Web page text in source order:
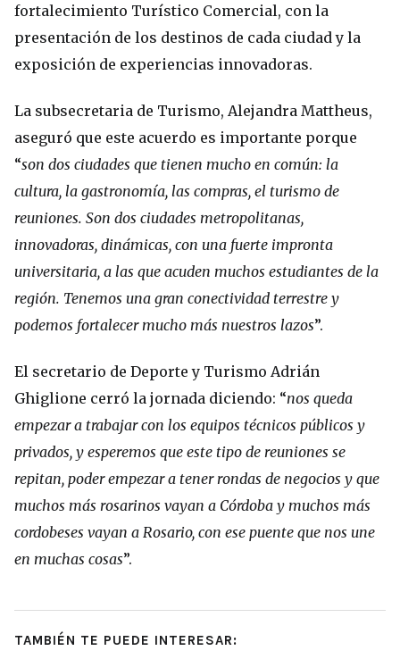
fortalecimiento Turístico Comercial, con la
presentación de los destinos de cada ciudad y la
exposición de experiencias innovadoras.
La subsecretaria de Turismo, Alejandra Mattheus,
aseguró que este acuerdo es importante porque
“son dos ciudades que tienen mucho en común: la
cultura, la gastronomía, las compras, el turismo de
reuniones. Son dos ciudades metropolitanas,
innovadoras, dinámicas, con una fuerte impronta
universitaria, a las que acuden muchos estudiantes de la
región. Tenemos una gran conectividad terrestre y
podemos fortalecer mucho más nuestros lazos”.
El secretario de Deporte y Turismo Adrián
Ghiglione cerró la jornada diciendo: “nos queda
empezar a trabajar con los equipos técnicos públicos y
privados, y esperemos que este tipo de reuniones se
repitan, poder empezar a tener rondas de negocios y que
muchos más rosarinos vayan a Córdoba y muchos más
cordobeses vayan a Rosario, con ese puente que nos une
en muchas cosas”.
TAMBIÉN TE PUEDE INTERESAR: